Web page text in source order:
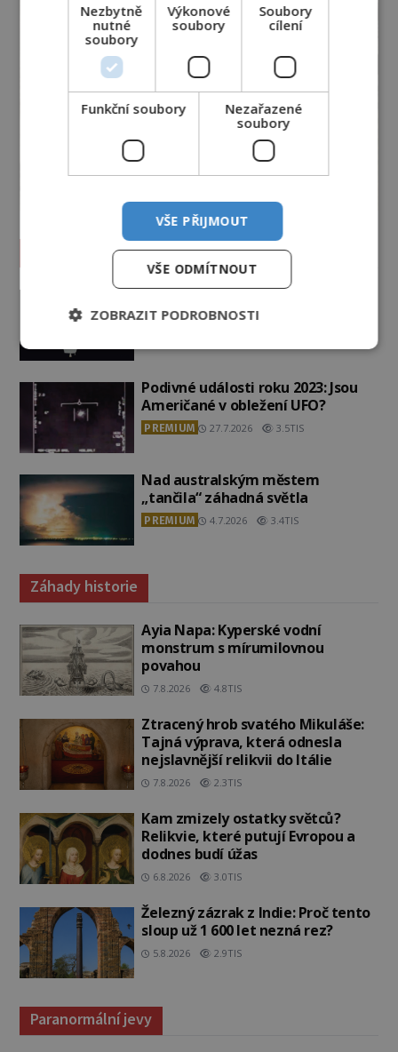
Vesmír a technologie
Co zachycují tajemné snímky
Marsu? Je na něm přeci jen voda?
Podivné události roku 2023: Jsou
Američané v obležení UFO?
PREMIUM 27.7.2026 3.5TIS
Nad australským městem
„tančila“ záhadná světla
PREMIUM 4.7.2026 3.4TIS
Záhady historie
Ayia Napa: Kyperské vodní
monstrum s mírumilovnou
povahou
7.8.2026 4.8TIS
Ztracený hrob svatého Mikuláše:
Tajná výprava, která odnesla
nejslavnější relikvii do Itálie
7.8.2026 2.3TIS
Kam zmizely ostatky světců?
Relikvie, které putují Evropou a
dodnes budí úžas
6.8.2026 3.0TIS
Železný zázrak z Indie: Proč tento
sloup už 1 600 let nezná rez?
5.8.2026 2.9TIS
Paranormální jevy
Nezbytně
nutné
soubory
Výkonové
soubory
Soubory
cílení
Funkční soubory
Nezařazené
soubory
VŠE PŘIJMOUT
VŠE ODMÍTNOUT
ZOBRAZIT PODROBNOSTI